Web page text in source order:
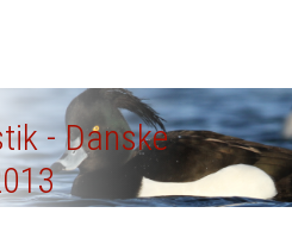
- Danske